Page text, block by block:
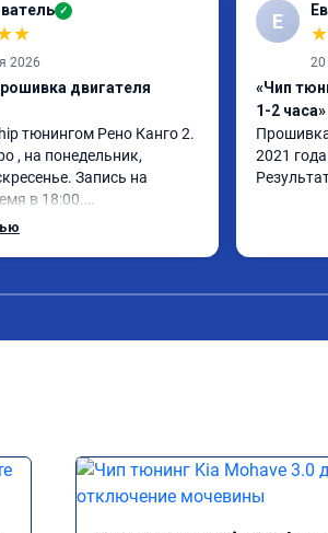
✓
★
2026
двигателя
тюнингом Рено Канго 2.
, на понедельник,
Запись на
в 18:00.
за 30 минут,
Е
★
20
«Чип
1-2 часа»
2021